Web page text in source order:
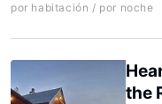
por habitación / por noche
the